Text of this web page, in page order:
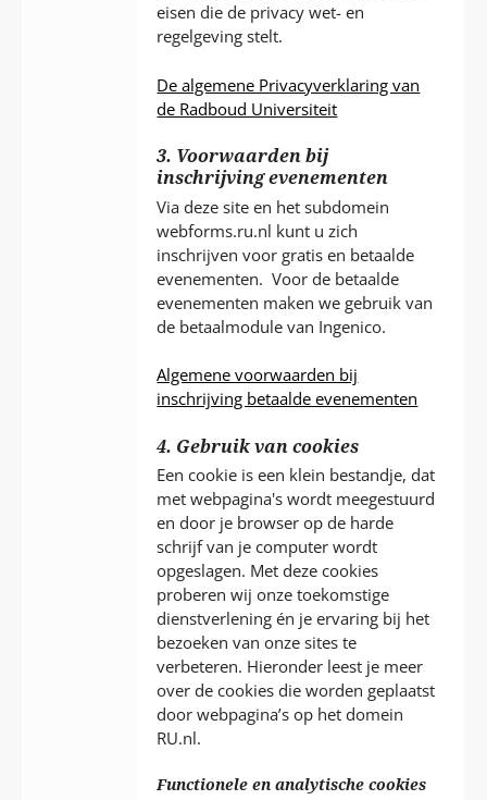
eisen die de privacy wet- en
regelgeving stelt.
De algemene Privacyverklaring van
de Radboud Universiteit
3. Voorwaarden bij
inschrijving evenementen
Via deze site en het subdomein
webforms.ru.nl kunt u zich
inschrijven voor gratis en betaalde
evenementen. Voor de betaalde
evenementen maken we gebruik van
de betaalmodule van Ingenico.
Algemene voorwaarden bij
inschrijving betaalde evenementen
4. Gebruik van cookies
Een cookie is een klein bestandje, dat
met webpagina's wordt meegestuurd
en door je browser op de harde
schrijf van je computer wordt
opgeslagen. Met deze cookies
proberen wij onze toekomstige
dienstverlening én je ervaring bij het
bezoeken van onze sites te
verbeteren. Hieronder leest je meer
over de cookies die worden geplaatst
door webpagina’s op het domein
RU.nl.
Functionele en analytische cookies